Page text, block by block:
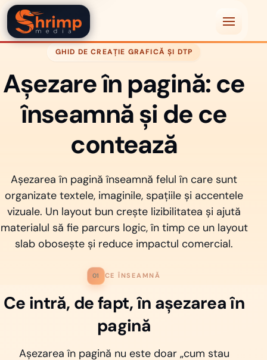
Shrimp Media Deschide
GHID DE CREAȚIE GRAFICĂ ȘI DTP
Așezare în pagină: ce
înseamnă și de ce
contează
Așezarea în pagină înseamnă felul în care sunt
organizate textele, imaginile, spațiile și accentele
vizuale. Un layout bun crește lizibilitatea și ajută
materialul să fie parcurs logic, în timp ce un layout
slab obosește și reduce impactul comercial.
01 CE ÎNSEAMNĂ
Ce intră, de fapt, în așezarea în
pagină
Așezarea în pagină nu este doar „cum stau